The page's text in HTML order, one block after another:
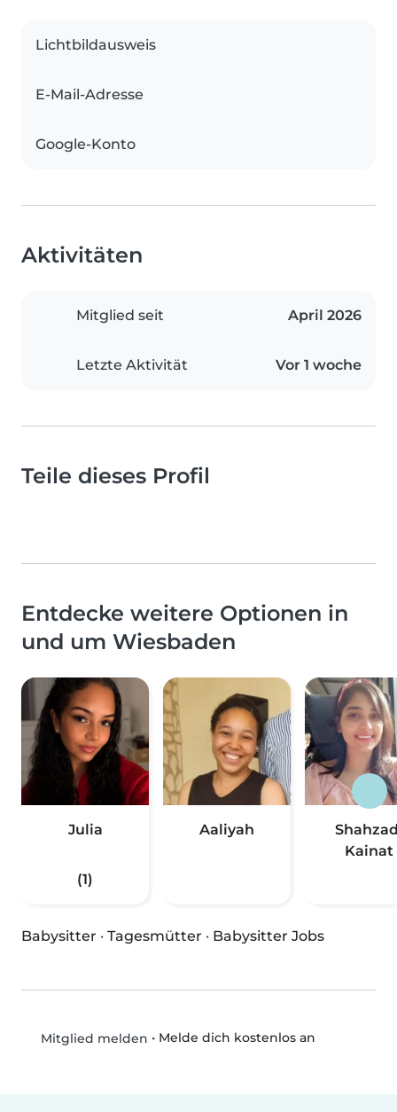
Lichtbildausweis
E-Mail-Adresse
Google-Konto
Aktivitäten
Mitglied seit April 2026
Letzte Aktivität Vor 1 woche
Teile dieses Profil
Entdecke weitere Optionen in
und um Wiesbaden
Julia
(1)
Aaliyah
Kainat
Babysitter · Tagesmütter · Babysitter Jobs
Mitglied melden • Melde dich kostenlos an